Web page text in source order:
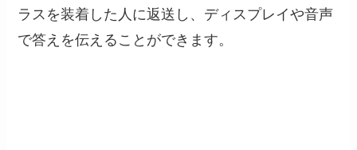
ラスを装着した人に返送し、ディスプレイや音声
で答えを伝えることができます。